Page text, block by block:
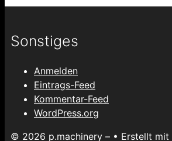
Sonstiges
Anmelden
Eintrags-Feed
Kommentar-Feed
WordPress.org
© 2026 p.machinery – • Erstellt mit